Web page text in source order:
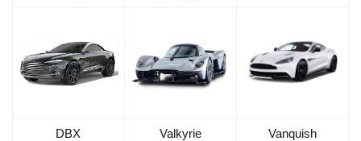
DBX Valkyrie Vanquish